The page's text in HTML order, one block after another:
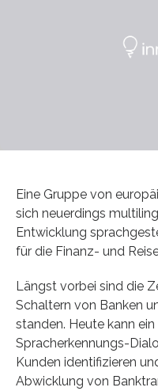
Eine Gruppe von
sich neuerdings
Entwicklung
für die Finanz- und
Längst vorbei sind die
Schaltern von Banken
standen. Heute kann
Spracherkennungs-
Kunden identifizieren
Abwicklung von